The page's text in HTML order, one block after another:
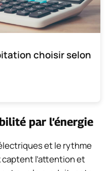
choisir selon
par l’énergie
et le rythme
captent l’attention et